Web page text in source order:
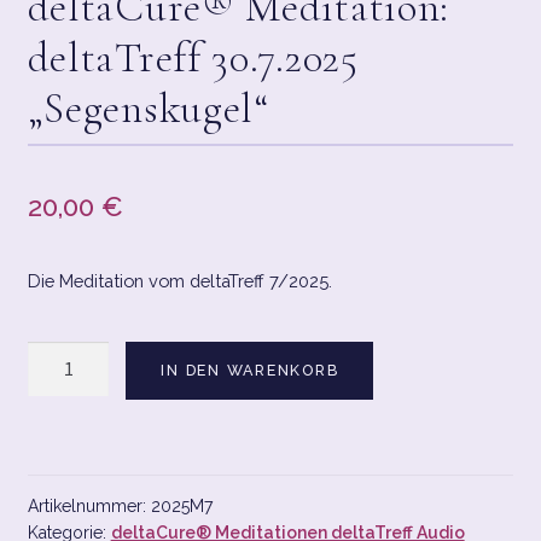
CART
CHECKOUT
DATENSCHUTZERKLÄRUNG
deltaTreff 30.7.2025
„Segenskugel“
20,00 €
Die Meditation vom deltaTreff 7/2025.
Menge
IN DEN WARENKORB
Artikelnummer: 2025M7
Kategorie: deltaCure® Meditationen deltaTreff Audio